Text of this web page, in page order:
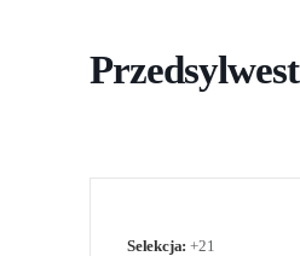
Selekcja: +21